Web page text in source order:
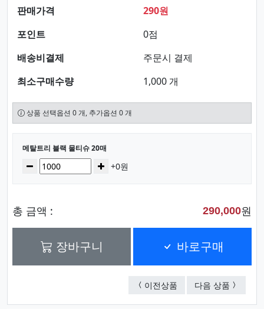
판매가격
290원
포인트
0점
배송비결제
주문시 결제
최소구매수량
1,000 개
상품 선택옵션 0 개, 추가옵션 0 개
선택된 옵션
메탈트리 블랙 물티슈 20매
수량감소 증가+0원
총 금액 : 290,000원
장바구니 바로구매
이전상품 메탈트리 블랙 물티슈
다음 상품 메탈트